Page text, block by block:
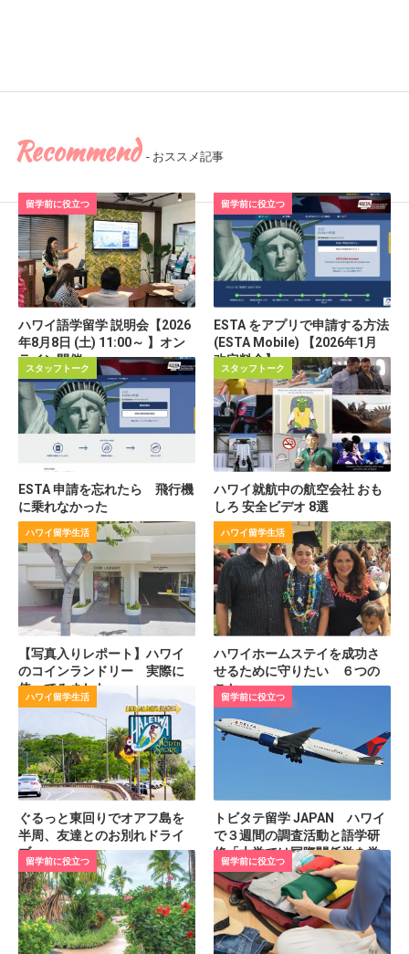
Recommend - おススメ記事
留学前に役立つ
ハワイ語学留学 説明会【2026
年8月8日 (土) 11:00～ 】オン
ライン開催
留学前に役立つ
ESTA をアプリで申請する方法
(ESTA Mobile) 【2026年1月
改定料金】
スタッフトーク
ESTA 申請を忘れたら 飛行機
に乗れなかった
スタッフトーク
ハワイ就航中の航空会社 おも
しろ 安全ビデオ 8選
ハワイ留学生活
【写真入りレポート】ハワイ
のコインランドリー 実際に
使ってみました
ハワイ留学生活
ハワイホームステイを成功さ
せるために守りたい ６つの
こと
ハワイ留学生活
ぐるっと東回りでオアフ島を
半周、友達とのお別れドライ
ブ
留学前に役立つ
トビタテ留学 JAPAN ハワイ
で３週間の調査活動と語学研
修「大学では国際関係学を学
びたい」【高校生留学 体験
談】
留学前に役立つ 留学前に役立つ